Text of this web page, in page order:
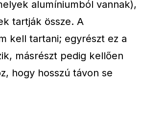
alumíniumból vannak),
tartják össze. A
kell tartani; egyrészt ez a
másrészt pedig kellően
hogy hosszú távon se